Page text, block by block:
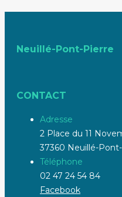
Neuillé-Pont-Pierre
CONTACT
Adresse
2 Place du 11
37360 Neuillé-
Téléphone
02 47 24 54 84
Facebook